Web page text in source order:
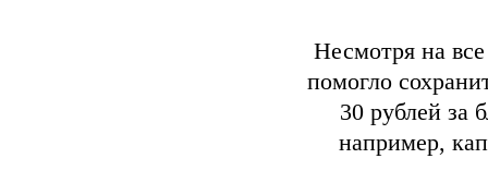
Несмотря на
помогло
30 рублей за
например,